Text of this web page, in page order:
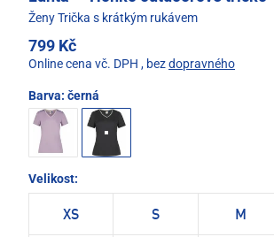
Ženy Trička s krátkým rukávem
799 Kč
Online cena vč. DPH , bezdopravného
Barva: černá
Velikost:
XS S M